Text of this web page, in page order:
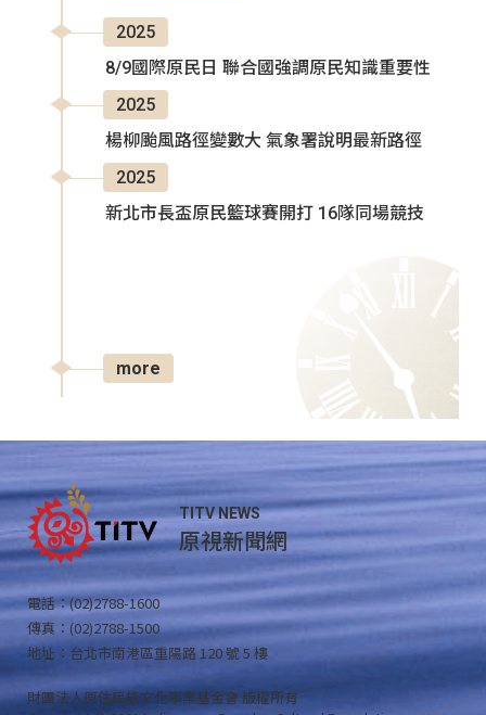
2025
8/9國際原民日 聯合國強調原民知識重要性
2025
楊柳颱風路徑變數大 氣象署說明最新路徑
2025
新北市長盃原民籃球賽開打 16隊同場競技
more
TITV NEWS
原視新聞網
電話：(02)2788-1600
傳真：(02)2788-1500
地址：台北市南港區重陽路 120 號 5 樓
財團法人原住民族文化事業基金會 版權所有